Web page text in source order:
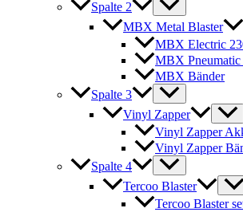
Spalte 2
MBX Metal Blaster
MBX Electric
MBX Pneumatic
MBX Bänder
Spalte 3
Vinyl Zapper
Vinyl Zapper
Vinyl Zapper
Spalte 4
Tercoo Blaster
Tercoo Blaster